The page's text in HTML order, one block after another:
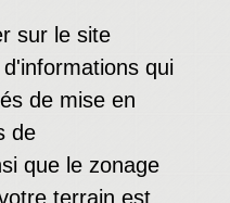
sur le site
qui
de mise en
de
que le zonage
terrain est